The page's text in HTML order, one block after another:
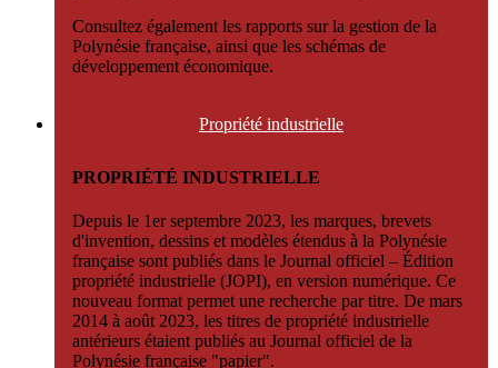
Consultez également les rapports sur la gestion de la
Polynésie française, ainsi que les schémas de
développement économique.
Propriété industrielle
PROPRIÉTÉ INDUSTRIELLE
Depuis le 1er septembre 2023, les marques, brevets
d'invention, dessins et modèles étendus à la Polynésie
française sont publiés dans le Journal officiel – Édition
propriété industrielle (JOPI), en version numérique. Ce
nouveau format permet une recherche par titre. De mars
2014 à août 2023, les titres de propriété industrielle
antérieurs étaient publiés au Journal officiel de la
Polynésie française "papier".